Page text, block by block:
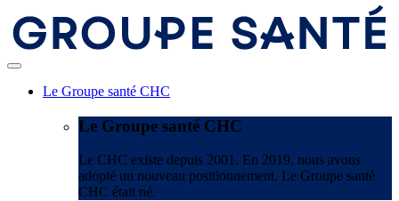
Le Groupe santé CHC
Le Groupe santé CHC
Le CHC existe depuis 2001. En 2019, nous avons
adopté un nouveau positionnement. Le Groupe santé
CHC était né.